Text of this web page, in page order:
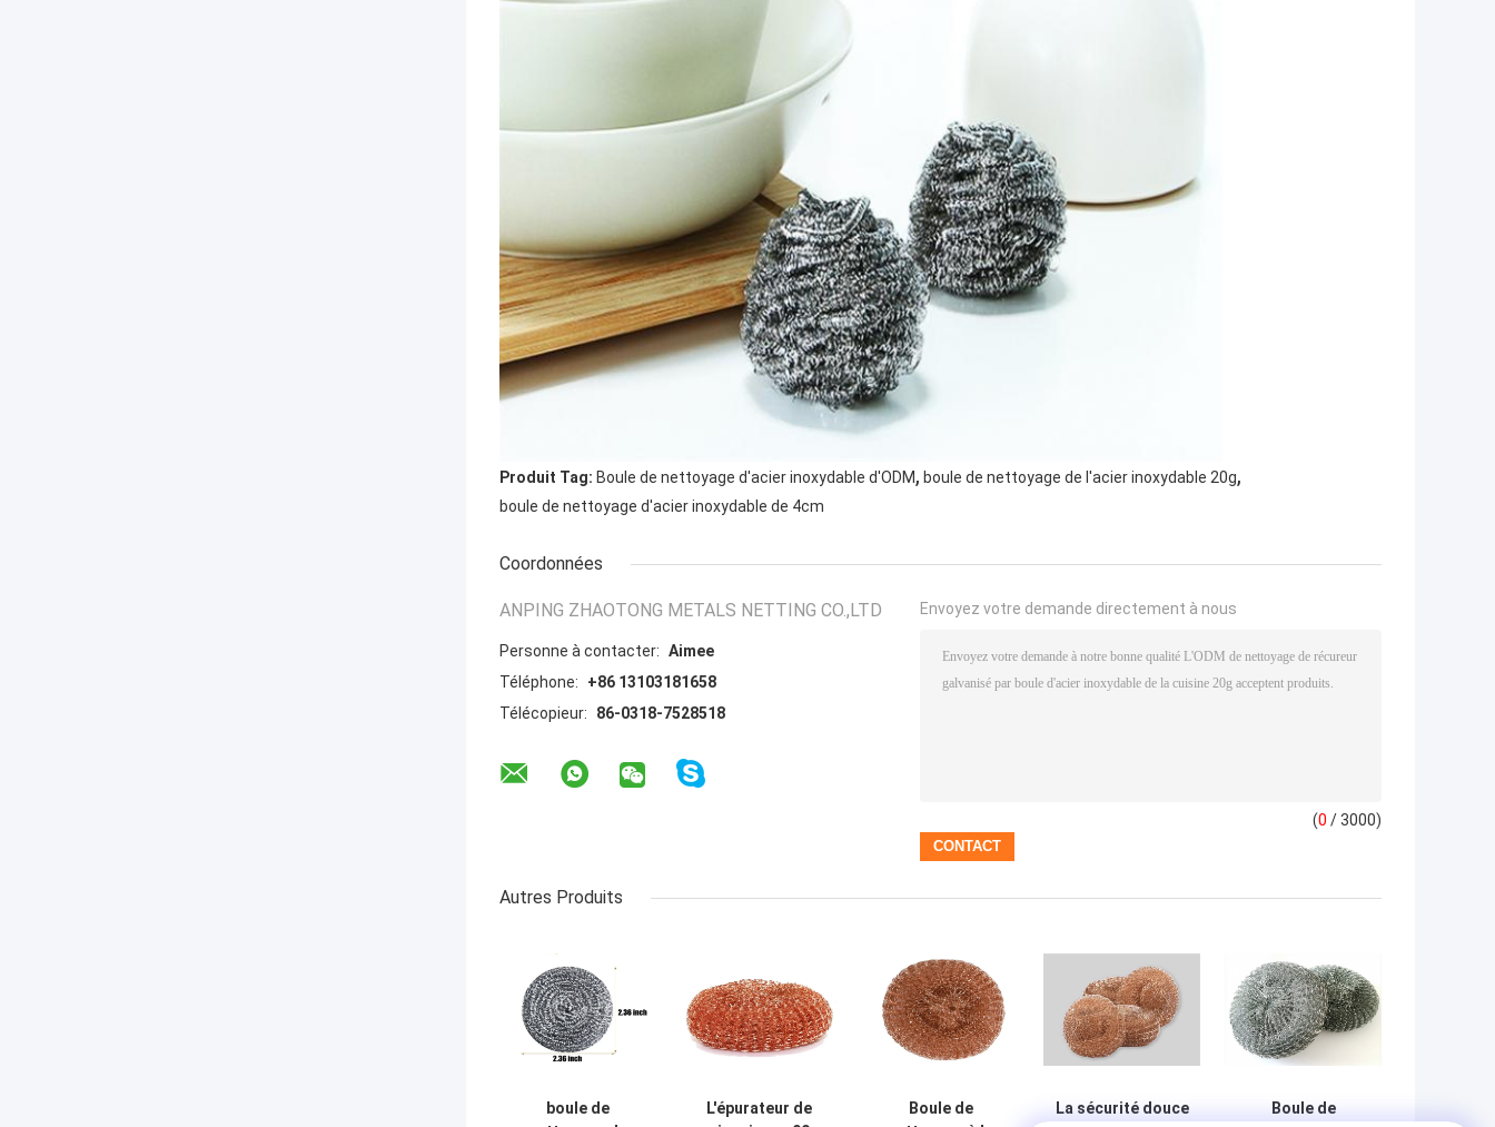
Produit Tag: Boule de nettoyage d'acier inoxydable d'ODM, boule de nettoyage de l'acier inoxydable 20g,
boule de nettoyage d'acier inoxydable de 4cm
Coordonnées
ANPING ZHAOTONG METALS NETTING CO.,LTD
Personne à contacter: Aimee
Téléphone:
+86 13103181658
Télécopieur:
86-0318-7528518
Envoyez votre demande directement à nous
(0 / 3000)
Autres Produits
boule de
L'épurateur de
Boule de
La sécurité douce
Boule de